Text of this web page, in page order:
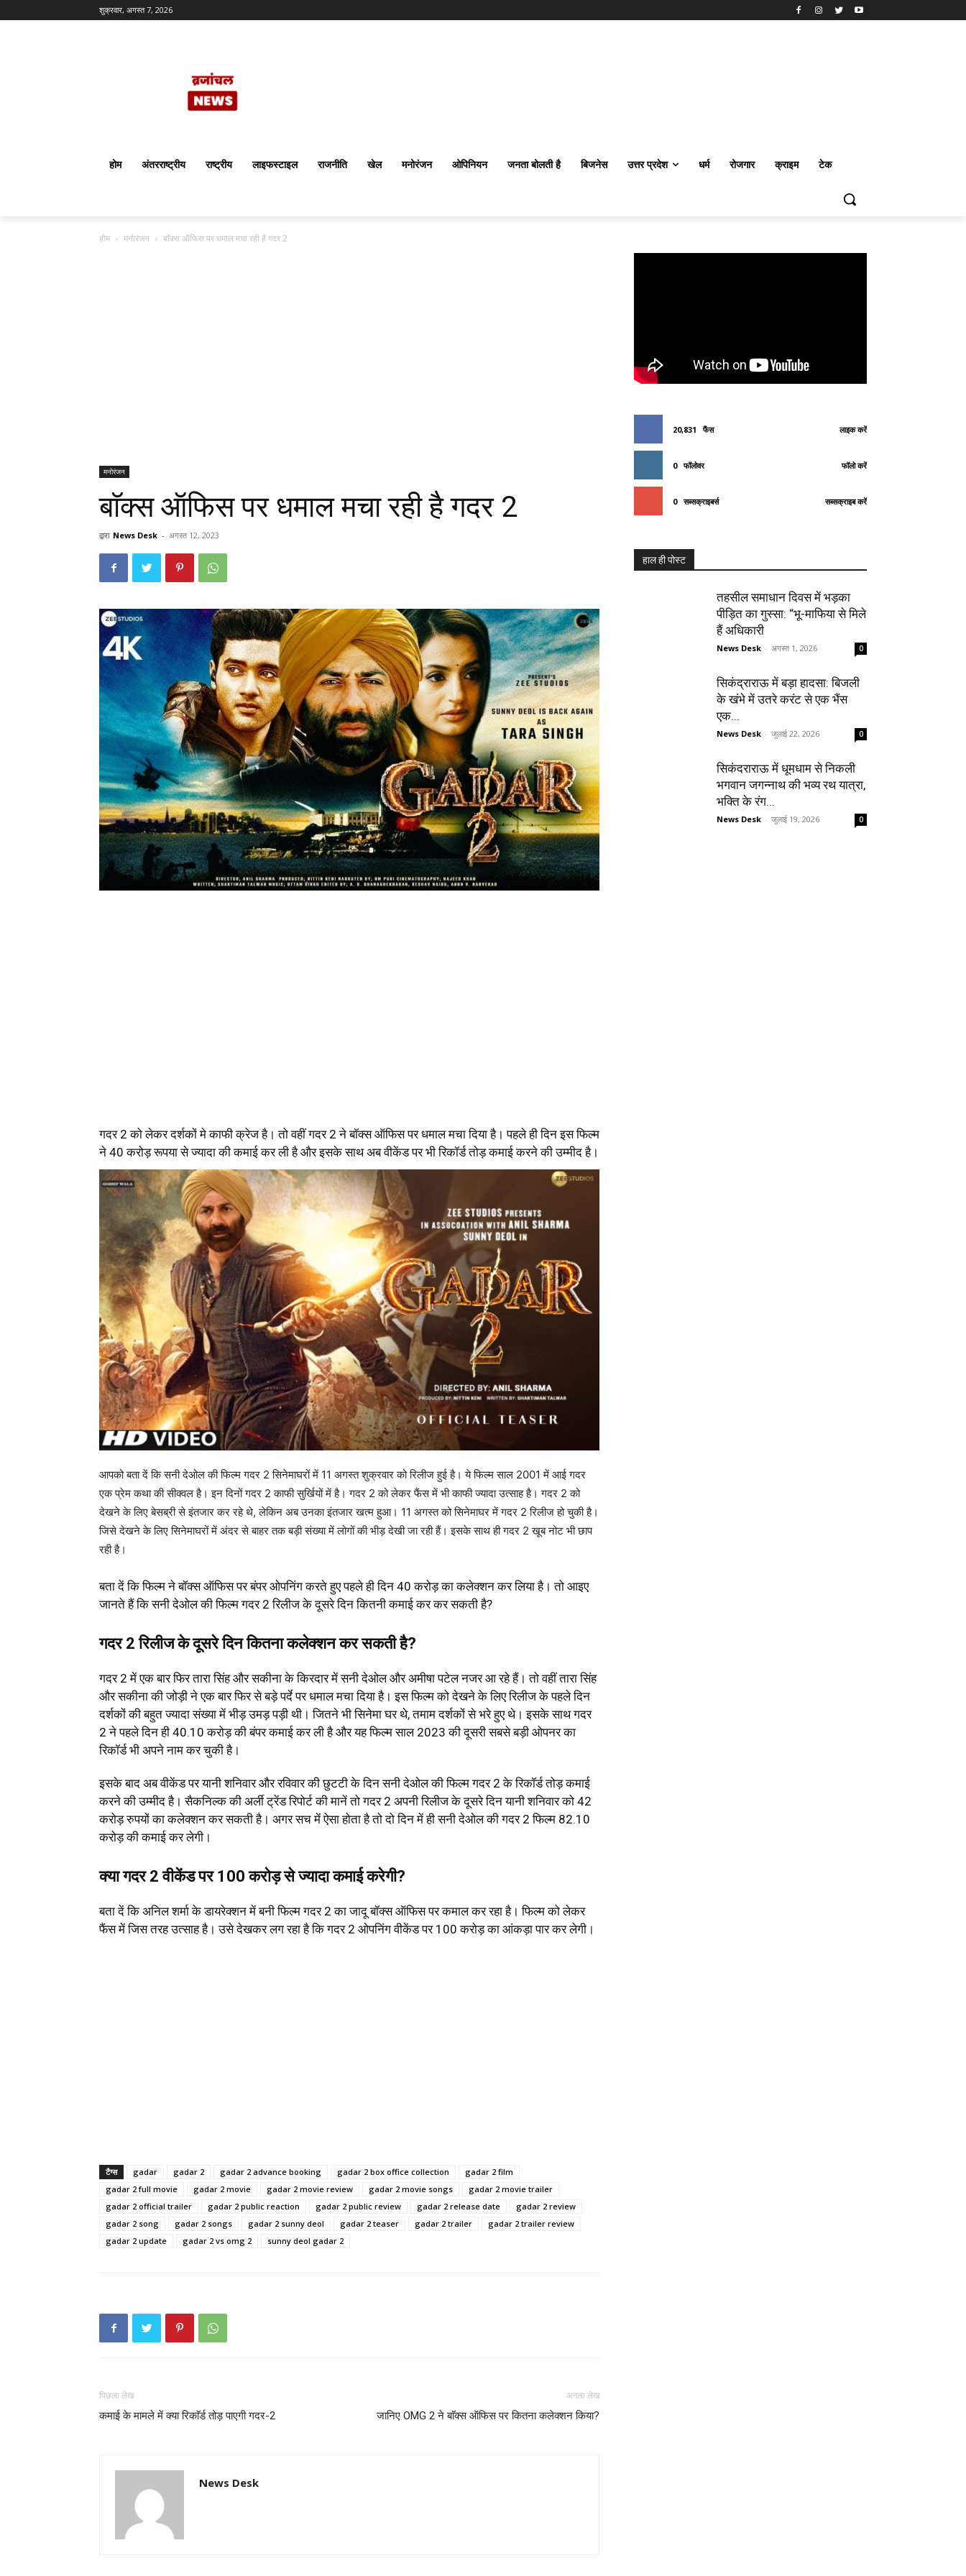
शुक्रवार, अगस्त 7, 2026
होम अंतरराष्ट्रीय राष्ट्रीय लाइफस्टाइल राजनीति खेल मनोरंजन ओपिनियन जनता बोलती है बिजनेस उत्तर प्रदेश धर्म रोजगार क्राइम टेक
होम मनोरंजन बाॅक्स ऑफिस पर धमाल मचा रही है गदर 2
मनोरंजन
बाॅक्स ऑफिस पर धमाल मचा रही है गदर 2
द्वारा News Desk - अगस्त 12, 2023
गदर 2 को लेकर दर्शकों मे काफी क्रेज है। तो वहीं गदर 2 ने बॉक्स ऑफिस पर धमाल मचा दिया है। पहले ही दिन इस फिल्म
ने 40 करोड़ रूपया से ज्यादा की कमाई कर ली है और इसके साथ अब वीकेंड पर भी रिकॉर्ड तोड़ कमाई करने की उम्मीद है।
आपको बता दें कि सनी देओल की फिल्म गदर 2 सिनेमाघरों में 11 अगस्त शुक्रवार को रिलीज हुई है। ये फिल्म साल 2001 में आई गदर
एक प्रेम कथा की सीक्वल है। इन दिनों गदर 2 काफी सुर्खियों में है। गदर 2 को लेकर फैंस में भी काफी ज्यादा उत्साह है। गदर 2 को
देखने के लिए बेसब्री से इंतजार कर रहे थे, लेकिन अब उनका इंतजार खत्म हुआ। 11 अगस्त को सिनेमाघर में गदर 2 रिलीज हो चुकी है।
जिसे देखने के लिए सिनेमाघरों में अंदर से बाहर तक बड़ी संख्या में लोगों की भीड़ देखी जा रही हैं। इसके साथ ही गदर 2 खूब नोट भी छाप
रही है।
बता दें कि फिल्म ने बॉक्स ऑफिस पर बंपर ओपनिंग करते हुए पहले ही दिन 40 करोड़ का कलेक्शन कर लिया है। तो आइए
जानते हैं कि सनी देओल की फिल्म गदर 2 रिलीज के दूसरे दिन कितनी कमाई कर कर सकती है?
गदर 2 रिलीज के दूसरे दिन कितना कलेक्शन कर सकती है?
गदर 2 में एक बार फिर तारा सिंह और सकीना के किरदार में सनी देओल और अमीषा पटेल नजर आ रहे हैं। तो वहीं तारा सिंह
और सकीना की जोड़ी ने एक बार फिर से बड़े पर्दे पर धमाल मचा दिया है। इस फिल्म को देखने के लिए रिलीज के पहले दिन
दर्शकों की बहुत ज्यादा संख्या में भीड़ उमड़ पड़ी थी। जितने भी सिनेमा घर थे, तमाम दर्शकों से भरे हुए थे। इसके साथ गदर
2 ने पहले दिन ही 40.10 करोड़ की बंपर कमाई कर ली है और यह फिल्म साल 2023 की दूसरी सबसे बड़ी ओपनर का
रिकॉर्ड भी अपने नाम कर चुकी है।
इसके बाद अब वीकेंड पर यानी शनिवार और रविवार की छुटटी के दिन सनी देओल की फिल्म गदर 2 के रिकॉर्ड तोड़ कमाई
करने की उम्मीद है। सैकनिल्क की अर्ली ट्रेंड रिपोर्ट की मानें तो गदर 2 अपनी रिलीज के दूसरे दिन यानी शनिवार को 42
करोड़ रुपयों का कलेक्शन कर सकती है। अगर सच में ऐसा होता है तो दो दिन में ही सनी देओल की गदर 2 फिल्म 82.10
करोड़ की कमाई कर लेगी।
क्या गदर 2 वीकेंड पर 100 करोड़ से ज्यादा कमाई करेगी?
बता दें कि अनिल शर्मा के डायरेक्शन में बनी फिल्म गदर 2 का जादू बॉक्स ऑफिस पर कमाल कर रहा है। फिल्म को लेकर
फैंस में जिस तरह उत्साह है। उसे देखकर लग रहा है कि गदर 2 ओपनिंग वीकेंड पर 100 करोड़ का आंकड़ा पार कर लेगी।
टैग्स gadar gadar 2 gadar 2 advance booking gadar 2 box office collection
gadar 2 film
gadar 2 full movie
gadar 2 movie gadar 2 movie review gadar 2 movie songs
gadar 2 movie trailer
gadar 2 official trailer
gadar 2 public reaction gadar 2 public review gadar 2 release date
gadar 2 review
gadar 2 song
gadar 2 songs gadar 2 sunny deol gadar 2 teaser gadar 2 trailer
gadar 2 trailer review
gadar 2 update
gadar 2 vs omg 2 sunny deol gadar 2
पिछला लेख
कमाई के मामले में क्या रिकाॅर्ड तोड़ पाएगी गदर-2
अगला लेख
जानिए OMG 2 ने बाॅक्स ऑफिस पर कितना कलेक्शन किया?
News Desk
20,831 फैंस लाइक करें
0 फॉलोवर फॉलो करें
0 सब्सक्राइबर्स सब्सक्राइब करें
हाल ही पोस्ट
तहसील समाधान दिवस में भड़का
पीड़ित का गुस्सा: “भू-माफिया से मिले
हैं अधिकारी
News Desk - अगस्त 1, 2026 0
सिकंद्राराऊ में बड़ा हादसा: बिजली
के खंभे में उतरे करंट से एक भैंस
एक...
News Desk - जुलाई 22, 2026 0
सिकंदराराऊ में धूमधाम से निकली
भगवान जगन्नाथ की भव्य रथ यात्रा,
भक्ति के रंग...
News Desk - जुलाई 19, 2026 0